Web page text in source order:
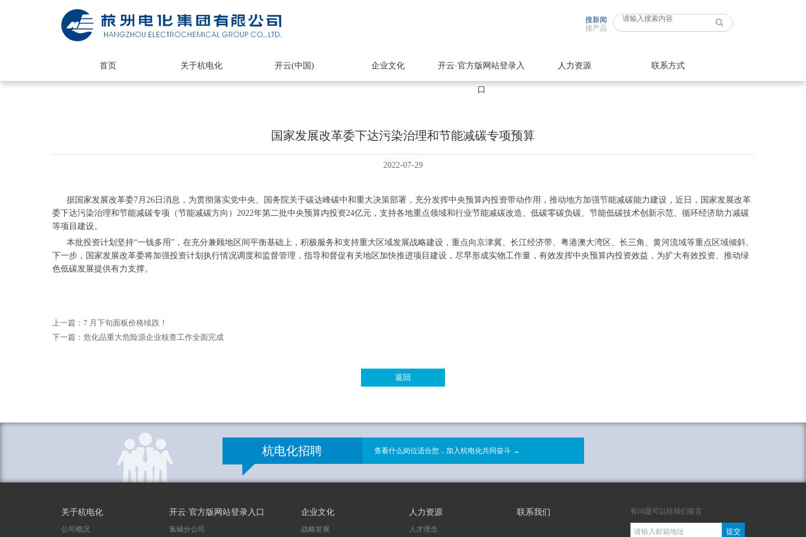
搜新闻
搜产品
首页 关于杭电化 开云(中国) 企业文化 开云·官方版网站登录入
口
人力资源 联系方式
国家发展改革委下达污染治理和节能减碳专项预算
2022-07-29
据国家发展改革委7月26日消息，为贯彻落实党中央、国务院关于碳达峰碳中和重大决策部署，充分发挥中央预算内投资带动作用，推动地方加强节能减碳能力建设，近日，国家发展改革
委下达污染治理和节能减碳专项（节能减碳方向）2022年第二批中央预算内投资24亿元，支持各地重点领域和行业节能减碳改造、低碳零碳负碳、节能低碳技术创新示范、循环经济助力减碳
等项目建设。
本批投资计划坚持“一钱多用”，在充分兼顾地区间平衡基础上，积极服务和支持重大区域发展战略建设，重点向京津冀、长江经济带、粤港澳大湾区、长三角、黄河流域等重点区域倾斜。
下一步，国家发展改革委将加强投资计划执行情况调度和监督管理，指导和督促有关地区加快推进项目建设，尽早形成实物工作量，有效发挥中央预算内投资效益，为扩大有效投资、推动绿
色低碳发展提供有力支撑。
上一篇： 7 月下旬面板价格续跌！
下一篇： 危化品重大危险源企业核查工作全面完成
返回
杭电化招聘 查看什么岗位适合您，加入杭电化共同奋斗 →
关于杭电化
公司概况
开云·官方版网站登录入口
氯碱分公司
企业文化
战略发展
人力资源
人才理念
联系我们 有问题可以给我们留言
提交